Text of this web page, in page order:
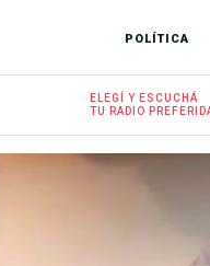
POLÍTICA
ELEGÍ Y ESCUCHÁ
TU RADIO